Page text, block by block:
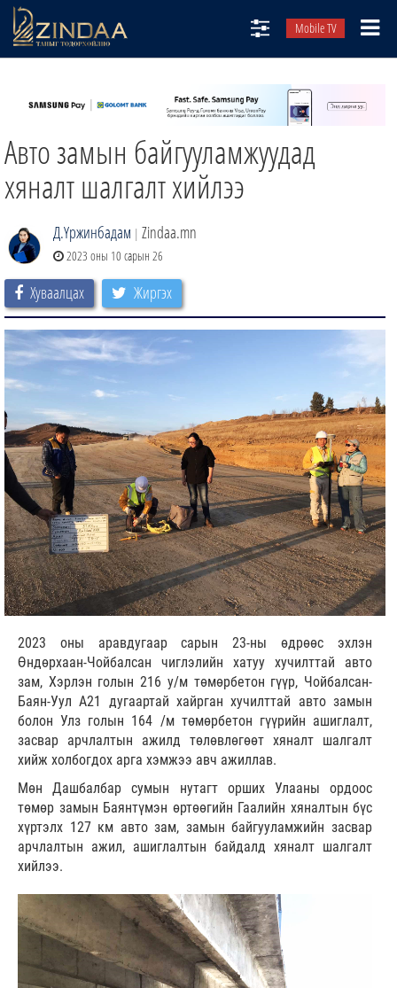
Mobile TV
ТВ8
ӨГЛӨӨНИЙ СОНИН
Авто замын байгууламжуудад
хяналт шалгалт хийлээ
Д.Үржинбадам | Zindaa.mn
2023 оны 10 сарын 26
Хуваалцах Жиргэх
2023 оны аравдугаар сарын 23-ны өдрөөс эхлэн
Өндөрхаан-Чойбалсан чиглэлийн хатуу хучилттай авто
зам, Хэрлэн голын 216 у/м төмөрбетон гүүр, Чойбалсан-
Баян-Уул А21 дугаартай хайрган хучилттай авто замын
болон Улз голын 164 /м төмөрбетон гүүрийн ашиглалт,
засвар арчлалтын ажилд төлөвлөгөөт хяналт шалгалт
хийж холбогдох арга хэмжээ авч ажиллав.
Мөн Дашбалбар сумын нутагт орших Улааны ордоос
төмөр замын Баянтүмэн өртөөгийн Гаалийн хяналтын бүс
хүртэлх 127 км авто зам, замын байгууламжийн засвар
арчлалтын ажил, ашиглалтын байдалд хяналт шалгалт
хийлээ.